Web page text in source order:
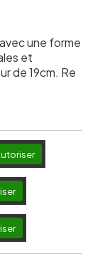
une forme
et
de 19cm. Re